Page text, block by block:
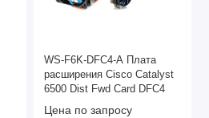
WS-F6K-DFC4-A Плата
расширения Cisco Catalyst
6500 Dist Fwd Card DFC4
Цена по запросу